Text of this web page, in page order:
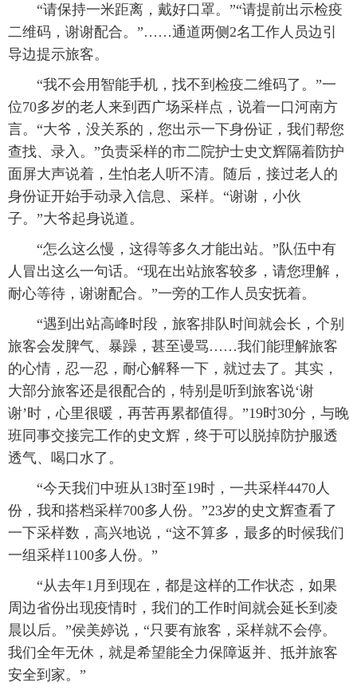
“请保持一米距离，戴好口罩。”“请提前出示检疫
二维码，谢谢配合。”……通道两侧2名工作人员边引
导边提示旅客。
“我不会用智能手机，找不到检疫二维码了。”一
位70多岁的老人来到西广场采样点，说着一口河南方
言。“大爷，没关系的，您出示一下身份证，我们帮您
查找、录入。”负责采样的市二院护士史文辉隔着防护
面屏大声说着，生怕老人听不清。随后，接过老人的
身份证开始手动录入信息、采样。“谢谢，小伙
子。”大爷起身说道。
“怎么这么慢，这得等多久才能出站。”队伍中有
人冒出这么一句话。“现在出站旅客较多，请您理解，
耐心等待，谢谢配合。”一旁的工作人员安抚着。
“遇到出站高峰时段，旅客排队时间就会长，个别
旅客会发脾气、暴躁，甚至谩骂……我们能理解旅客
的心情，忍一忍，耐心解释一下，就过去了。其实，
大部分旅客还是很配合的，特别是听到旅客说‘谢
谢’时，心里很暖，再苦再累都值得。”19时30分，与晚
班同事交接完工作的史文辉，终于可以脱掉防护服透
透气、喝口水了。
“今天我们中班从13时至19时，一共采样4470人
份，我和搭档采样700多人份。”23岁的史文辉查看了
一下采样数，高兴地说，“这不算多，最多的时候我们
一组采样1100多人份。”
“从去年1月到现在，都是这样的工作状态，如果
周边省份出现疫情时，我们的工作时间就会延长到凌
晨以后。”侯美婷说，“只要有旅客，采样就不会停。
我们全年无休，就是希望能全力保障返并、抵并旅客
安全到家。”